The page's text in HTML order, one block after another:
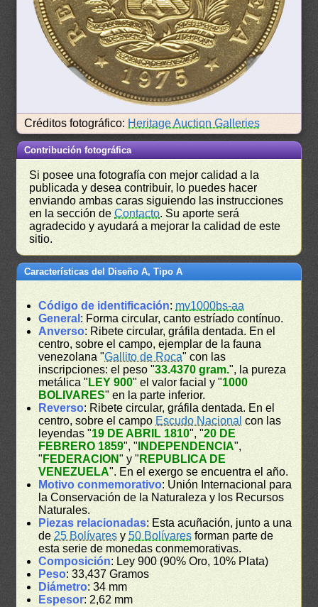
Créditos fotográfico: Heritage Auction Galleries
Contribución fotográfica
Si posee una fotografía con mejor calidad a la
publicada y desea contribuir, lo puedes hacer
enviando ambas caras siguiendo las instrucciones
en la sección deContacto. Su aporte será
agradecido y ayudará a mejorar la calidad de este
sitio.
Características del Diseño A, Tipo A
Código de identificación: mv1000bs-aa
General : Forma circular, canto estríado contínuo.
Anverso: Ribete circular, gráfila dentada. En el
centro, sobre el campo, ejemplar de la fauna
venezolana "Gallito de Roca" con las
inscripciones: el peso "33.4370 gram.", la pureza
metálica " LEY 900" el valor facial y "1000
BOLIVARES" en la parte inferior.
Reverso: Ribete circular, gráfila dentada. En el
centro, sobre el campo Escudo Nacional con las
leyendas "19 DE ABRIL 1810", "20 DE
FEBRERO 1859", " INDEPENDENCIA",
" FEDERACION" y " REPUBLICA DE
VENEZUELA". En el exergo se encuentra el año.
Motivo conmemorativo: Unión Internacional para
la Conservación de la Naturaleza y los Recursos
Naturales.
Piezas relacionadas: Esta acuñación, junto a una
de25 Bolívares y 50 Bolívares forman parte de
esta serie de monedas conmemorativas.
Composición: Ley 900 (90% Oro, 10% Plata)
Peso: 33,437 Gramos
Diámetro: 34 mm
Espesor: 2,62 mm